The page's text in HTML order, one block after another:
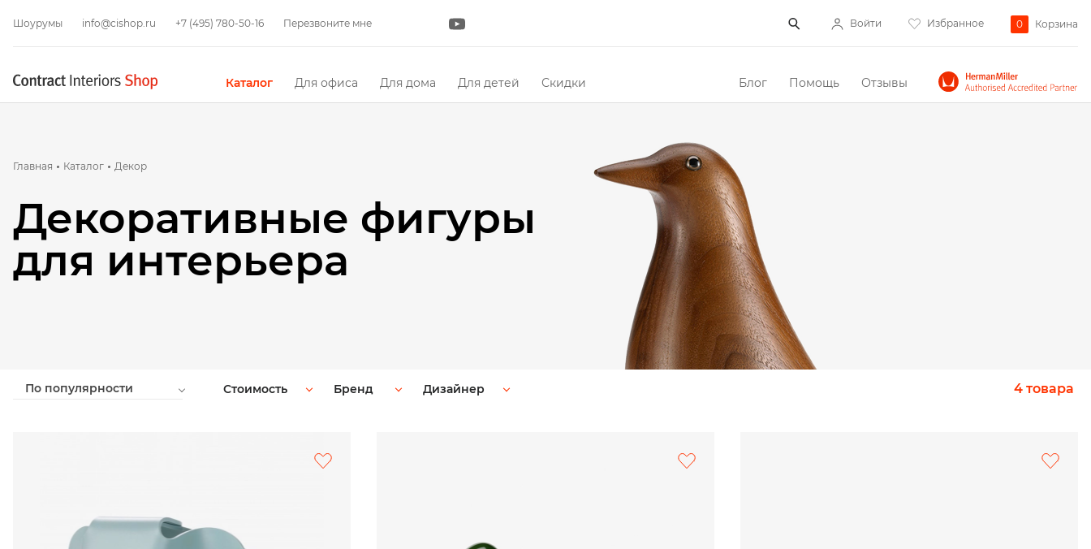
Шоурумы info@cishop.ru +7 (495) 780-50-16 Перезвоните мне Войти Избранное 0 Корзина
Каталог Для офиса Для дома Для детей Скидки Блог Помощь Отзывы
Главная Каталог Декор
Декоративные фигуры
для интерьера
По популярности Стоимость Бренд Дизайнер 4 товара